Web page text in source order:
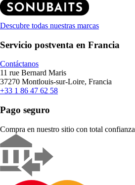
Descubre todas nuestras marcas
Servicio postventa en Francia
Contáctanos
11 rue Bernard Maris
37270 Montlouis-sur-Loire, Francia
+33 1 86 47 62 58
Pago seguro
Compra en nuestro sitio con total confianza